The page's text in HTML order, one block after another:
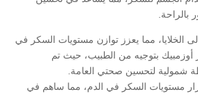
بالراحة.
الخلايا، مما يعزز توازن مستويات السكر في
أوزمبيك بتوجيه من الطبيب، حيث تم
شمولية لتحسين صحتي العامة.
مستويات السكر في الدم، مما ساهم في